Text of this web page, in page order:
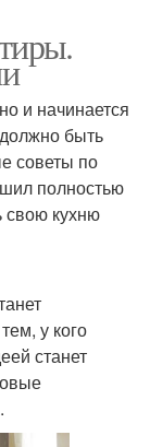
и начинается
быть
советы по
полностью
свою кухню
у кого
станет